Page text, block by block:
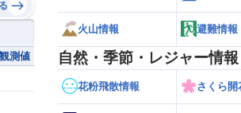
観測値
火山情報 避難情報
自然・季節・レジャー情報
花粉飛散情報 さくら開